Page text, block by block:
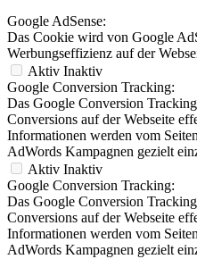
Google AdSense:
Das Cookie wird von Google
Werbungseffizienz auf der
Aktiv Inaktiv
Google Conversion Tracking:
Das Google Conversion
Conversions auf der Webseite
Informationen werden vom
AdWords Kampagnen gezielt
Aktiv Inaktiv
Google Conversion Tracking:
Das Google Conversion
Conversions auf der Webseite
Informationen werden vom
AdWords Kampagnen gezielt